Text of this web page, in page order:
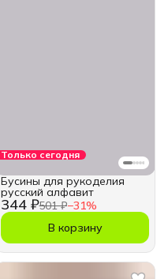
Только сегодня
344 ₽501 ₽−31%
Бусины для рукоделия
русский алфавит
В корзину